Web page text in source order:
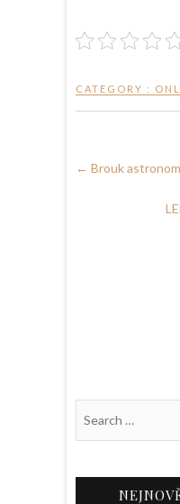
CATEGORY :
← Brouk astronom